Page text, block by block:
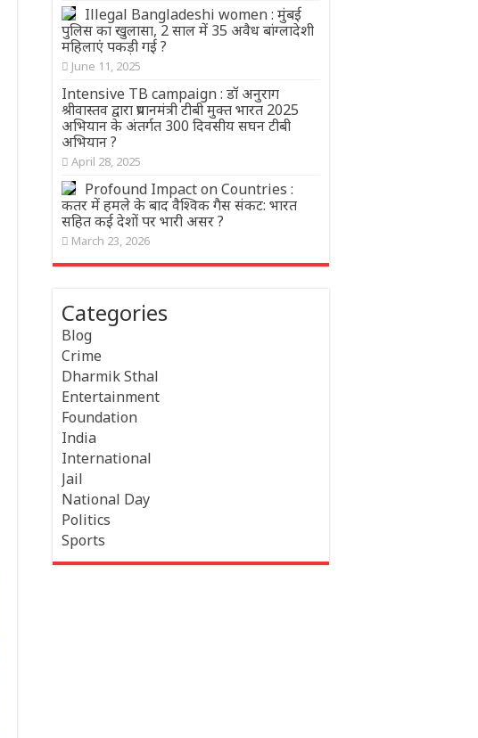
Illegal Bangladeshi women : मुंबई
पुलिस का खुलासा, 2 साल में 35 अवैध बांग्लादेशी
महिलाएं पकड़ी गई ?
June 11, 2025
Intensive TB campaign : डॉ अनुराग
श्रीवास्तव द्वारा प्रधानमंत्री टीबी मुक्त भारत 2025
अभियान के अंतर्गत 300 दिवसीय सघन टीबी
अभियान ?
April 28, 2025
Profound Impact on Countries :
कतर में हमले के बाद वैश्विक गैस संकट: भारत
सहित कई देशों पर भारी असर ?
March 23, 2026
Categories
Blog
Crime
Dharmik Sthal
Entertainment
Foundation
India
International
Jail
National Day
Politics
Sports